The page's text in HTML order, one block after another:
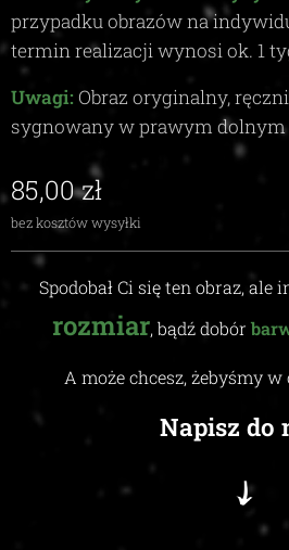
przypadku obrazów na
termin realizacji wynosi ok. 1
Uwagi: Obraz oryginalny,
sygnowany w prawym dolnym
85,00zł
bez kosztów wysyłki
Spodobał Ci się ten obraz, ale
rozmiar, bądź dobór
A może chcesz, żebyśmy
Napisz do